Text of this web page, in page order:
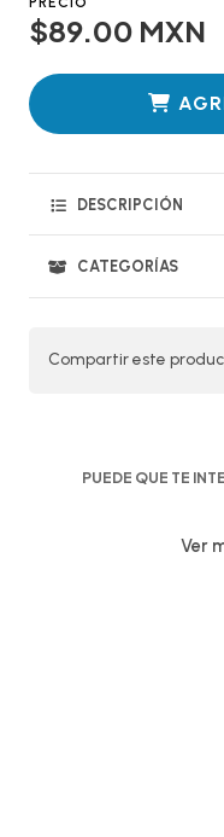
$89.00 MXN
DESCRIPCIÓN
CATEGORÍAS
Compartir este
PUEDE QUE TE
Ver